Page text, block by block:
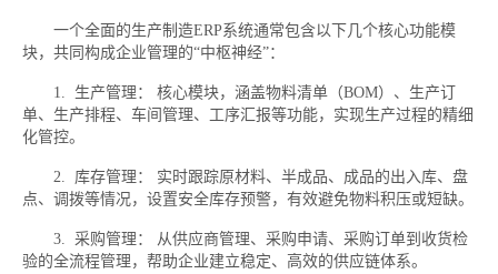
一个全面的生产制造ERP系统通常包含以下几个核心功能模
块，共同构成企业管理的“中枢神经”：
1. 生产管理： 核心模块，涵盖物料清单（BOM）、生产订
单、生产排程、车间管理、工序汇报等功能，实现生产过程的精细
化管控。
2. 库存管理： 实时跟踪原材料、半成品、成品的出入库、盘
点、调拨等情况，设置安全库存预警，有效避免物料积压或短缺。
3. 采购管理： 从供应商管理、采购申请、采购订单到收货检
验的全流程管理，帮助企业建立稳定、高效的供应链体系。